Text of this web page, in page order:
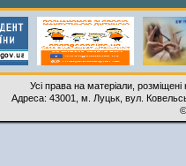
Усі права на матеріали,
Адреса: 43001, м. Луцьк, вул.